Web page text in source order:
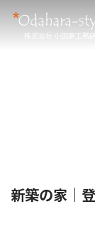
株式会社 小田原工務店
新築の家｜